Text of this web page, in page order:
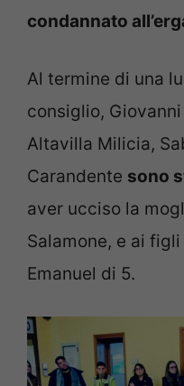
condannato
Al termine di una
consiglio,
Altavilla Milicia,
Carandente sono
aver ucciso la
Salamone, e ai
Emanuel di 5.